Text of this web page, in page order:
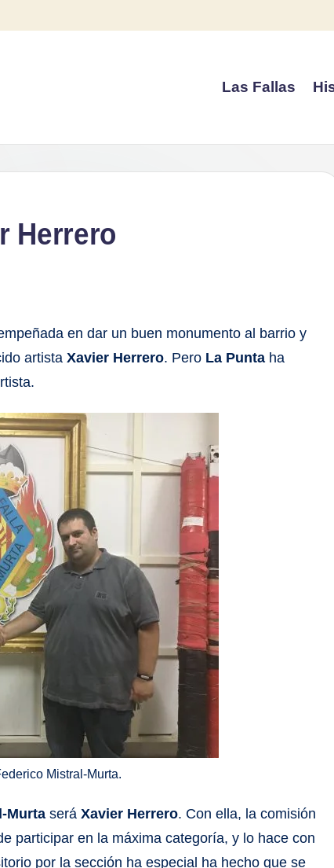
Las Fallas
Herrero
en dar un buen monumento al barrio y
artista Xavier Herrero. Pero La Punta ha
Mistral-Murta.
Murta seráXavier Herrero. Con ella, la comisión
participar en la máxima categoría, y lo hace con
por la sección ha especial ha hecho que se